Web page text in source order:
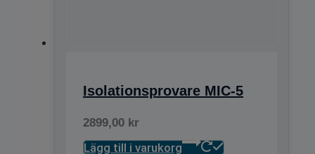
Isolationsprovare MIC-5
2899,00 kr
Lägg till i varukorg